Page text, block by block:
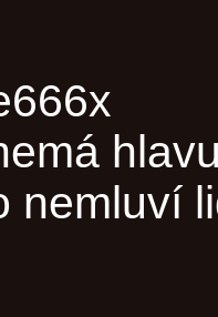
nemluví